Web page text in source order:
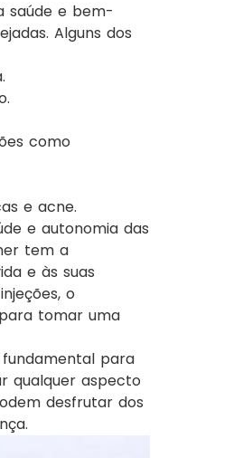
saúde e bem-
Alguns dos
como
e acne.
e autonomia das
tem a
e às suas
o
tomar uma
para
qualquer aspecto
desfrutar dos